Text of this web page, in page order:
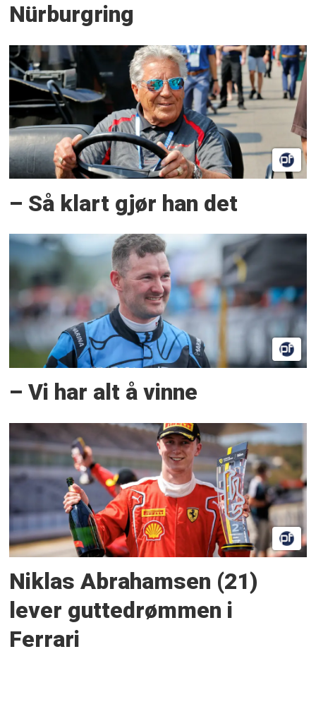
Nürburgring
– Så klart gjør han det
– Vi har alt å vinne
Niklas Abrahamsen (21)
lever guttedrømmen i
Ferrari